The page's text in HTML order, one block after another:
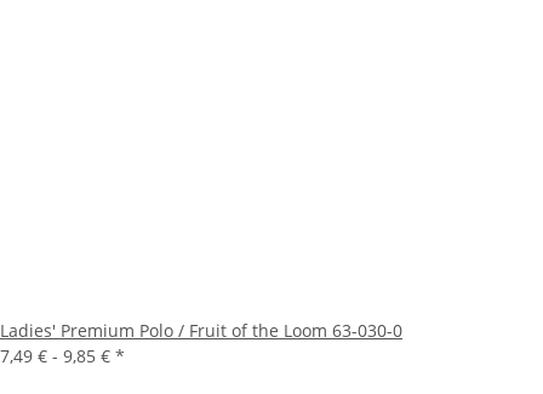
Ladies' Premium Polo / Fruit of the Loom 63-030-0
7,49 € - 9,85 € *